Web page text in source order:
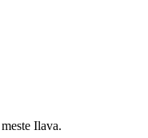
Ilava.